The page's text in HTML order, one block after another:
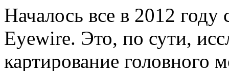
Началось все в 2012 году
Eyewire. Это, по сути,
картирование головного